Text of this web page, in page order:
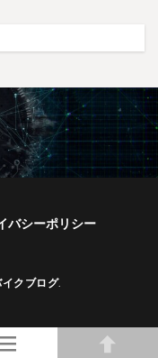
バシーポリシー
クブログ.